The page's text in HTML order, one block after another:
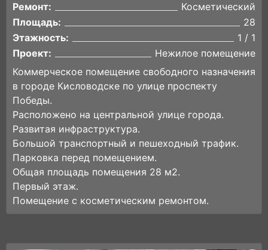
Ремонт:
Косметический
Площадь:
28
Этажность:
1 / 1
Проект:
Нежилое помещение
Коммерческое помещение свободного назначения
в городе Кисловодске по улице проспекту
Победы.
Расположено на центральной улице города.
Развитая инфраструктура.
Большой транспортный и пешеходный трафик.
Парковка перед помещением.
Общая площадь помещения 28 м2.
Первый этаж.
Помещение с косметическим ремонтом.